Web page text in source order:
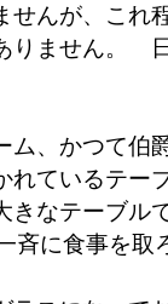
せんが、これ
りません。
ム、かつて伯
ているテー
なテーブル
斉に食事を取